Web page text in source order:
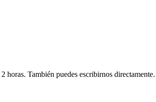
horas. También puedes escribirnos directamente.